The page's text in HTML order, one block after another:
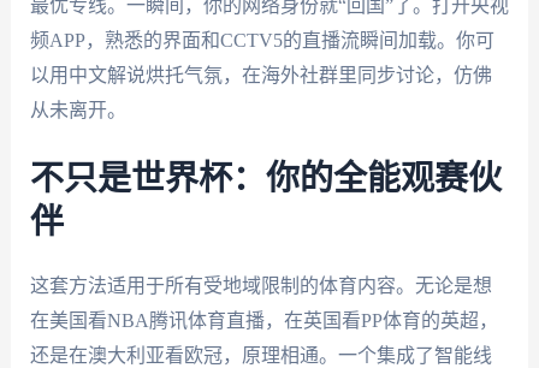
最优专线。一瞬间，你的网络身份就“回国”了。打开央视
频APP，熟悉的界面和CCTV5的直播流瞬间加载。你可
以用中文解说烘托气氛，在海外社群里同步讨论，仿佛
从未离开。
不只是世界杯：你的全能观赛伙
伴
这套方法适用于所有受地域限制的体育内容。无论是想
在美国看NBA腾讯体育直播，在英国看PP体育的英超，
还是在澳大利亚看欧冠，原理相通。一个集成了智能线